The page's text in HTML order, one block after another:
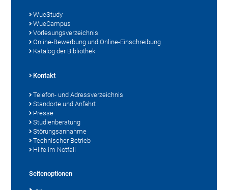
WueStudy
WueCampus
Vorlesungsverzeichnis
Online-Bewerbung und Online-Einschreibung
Katalog der Bibliothek
Kontakt
Telefon- und Adressverzeichnis
Standorte und Anfahrt
Presse
Studienberatung
Störungsannahme
Technischer Betrieb
Hilfe im Notfall
Seitenoptionen